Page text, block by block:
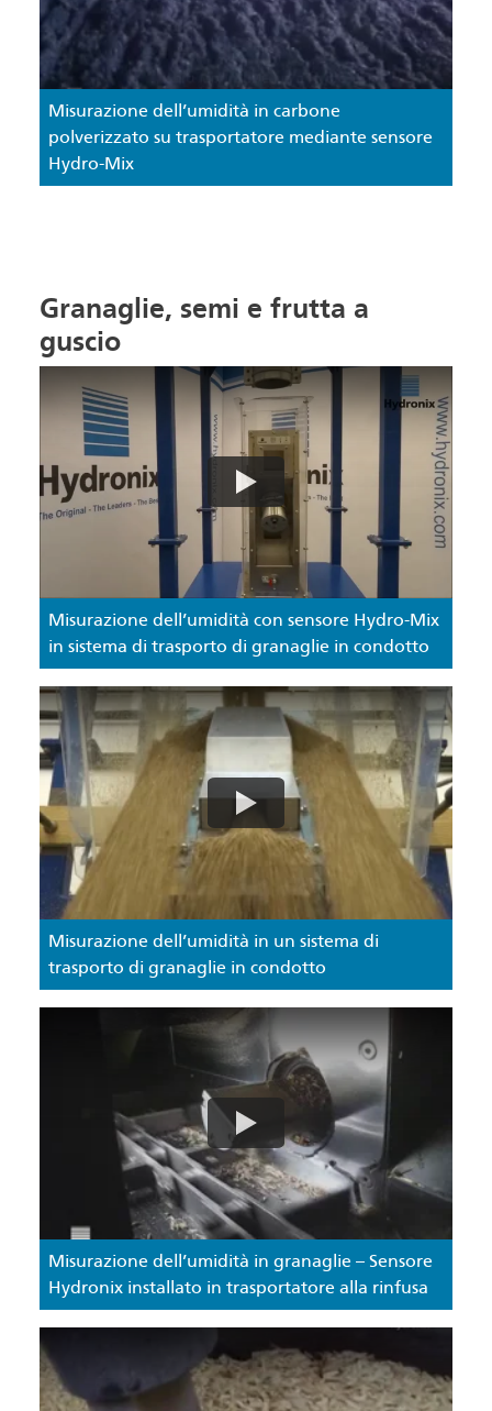
Misurazione dell’umidità in carbone
polverizzato su trasportatore mediante sensore
Hydro-Mix
Granaglie, semi e frutta a
guscio
Misurazione dell’umidità con sensore Hydro-Mix
in sistema di trasporto di granaglie in condotto
Misurazione dell’umidità in un sistema di
trasporto di granaglie in condotto
Misurazione dell’umidità in granaglie – Sensore
Hydronix installato in trasportatore alla rinfusa